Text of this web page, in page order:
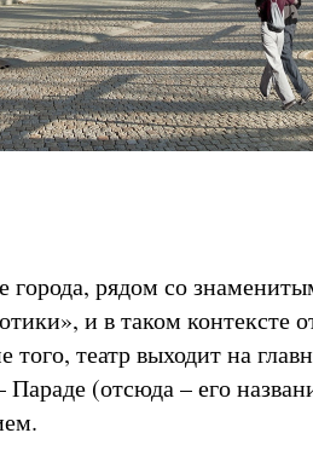
города, рядом со
и в таком контексте
того, театр выходит на
Параде (отсюда – его